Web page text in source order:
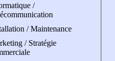
/
/ Maintenance
/ Stratégie